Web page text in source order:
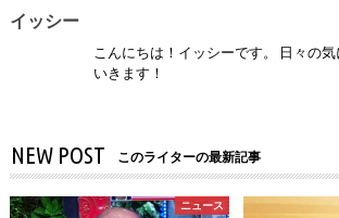
イッシー
こんにちは！イッシーです。 日々の
いきます！
NEW POST このライターの最新記事
ニュース